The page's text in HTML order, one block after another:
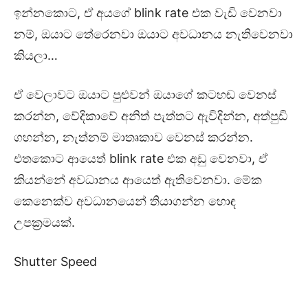
ඉන්නකොට, ඒ අයගේ blink rate එක වැඩි වෙනවා
නම්, ඔයාට තේරෙනවා ඔයාට අවධානය නැතිවෙනවා
කියලා…
ඒ වෙලාවට ඔයාට පුළුවන් ඔයාගේ කටහඬ වෙනස්
කරන්න, වේදිකාවේ අනිත් පැත්තට ඇවිදින්න, අත්පුඩි
ගහන්න, නැත්නම් මාතෘකාව වෙනස් කරන්න.
එතකොට ආයෙත් blink rate එක අඩු වෙනවා, ඒ
කියන්නේ අවධානය ආයෙත් ඇතිවෙනවා. මේක
කෙනෙක්ව අවධානයෙන් තියාගන්න හොඳ
උපක්‍රමයක්.
Shutter Speed